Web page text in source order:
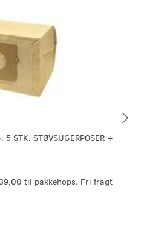
5 STK. STØVSUGERPOSER +
til pakkehops. Fri fragt